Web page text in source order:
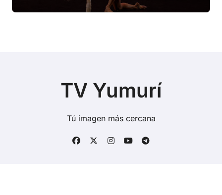
TV Yumurí
Tú imagen más cercana